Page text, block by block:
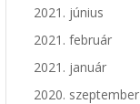
2021. június
2021. február
2021. január
2020. szeptember